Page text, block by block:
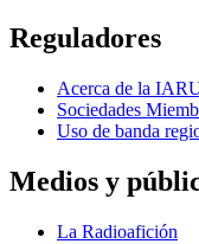
Reguladores
Acerca de la
Sociedades
Uso de banda
Medios y
La Radioafición